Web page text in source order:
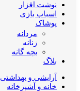
نوشت افزار
اسباب بازی
پوشاک
مردانه
زنانه
بچه گانه
بلاگ
آرایشی و بهداشتی
خانه و آشپزخانه